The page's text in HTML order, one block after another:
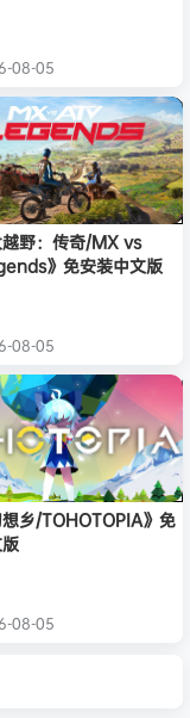
08-05
越野：传奇/MX vs
》免安装中文版
08-05
想乡/TOHOTOPIA》免
08-05